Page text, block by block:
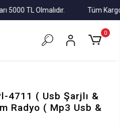
TL Olmalıdır. Tüm Kargolar
0
4711 ( Usb Şarjlı &
Radyo ( Mp3 Usb &